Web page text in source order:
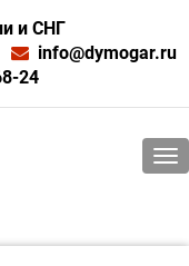
и СНГ
info@dymogar.ru
24